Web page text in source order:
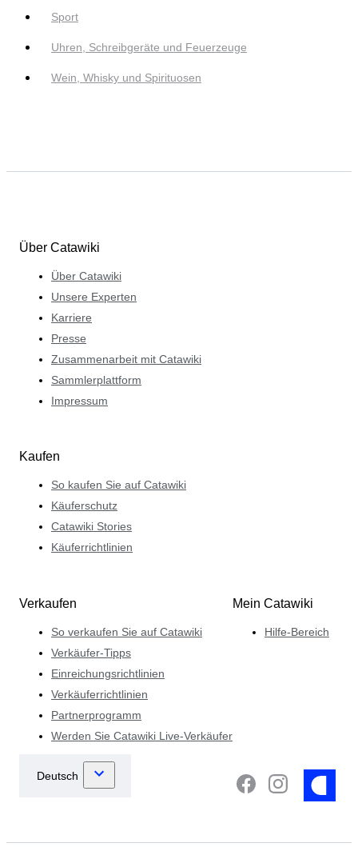
Sport
Uhren, Schreibgeräte und Feuerzeuge
Wein, Whisky und Spirituosen
Über Catawiki
Über Catawiki
Unsere Experten
Karriere
Presse
Zusammenarbeit mit Catawiki
Sammlerplattform
Impressum
Kaufen
So kaufen Sie auf Catawiki
Käuferschutz
Catawiki Stories
Käuferrichtlinien
Verkaufen
So verkaufen Sie auf Catawiki
Verkäufer-Tipps
Einreichungsrichtlinien
Verkäuferrichtlinien
Partnerprogramm
Werden Sie Catawiki Live-Verkäufer
Mein Catawiki
Hilfe-Bereich